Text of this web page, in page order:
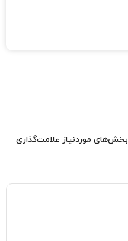
بخش‌های موردنیاز علامت‌گذاری